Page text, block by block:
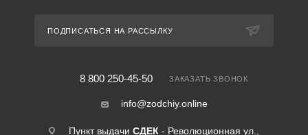
ПОДПИСАТЬСЯ НА РАССЫЛКУ
8 800 250-45-50 ЗАКАЗАТЬ ЗВОНОК
info@zodchiy.online
Пункт выдачи СДЕК - Революционная ул.,